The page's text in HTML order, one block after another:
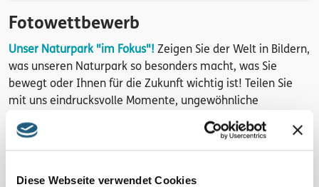
Diese Webseite verwendet Cookies
Fotowettbewerb
Unser Naturpark "im Fokus"! Zeigen Sie der Welt in Bildern,
was unseren Naturpark so besonders macht, was Sie
bewegt oder Ihnen für die Zukunft wichtig ist! Teilen Sie
mit uns eindrucksvolle Momente, ungewöhnliche
Blickwinkel, witzige Schnappschüsse, Mensch und Kultur
sowie Flora und Fauna im Bild! Und stimmen Sie für Ihre
Favoriten nach Einsendeschluss!
Einsendungen von Fotos bis 01.11.2025 möglich.